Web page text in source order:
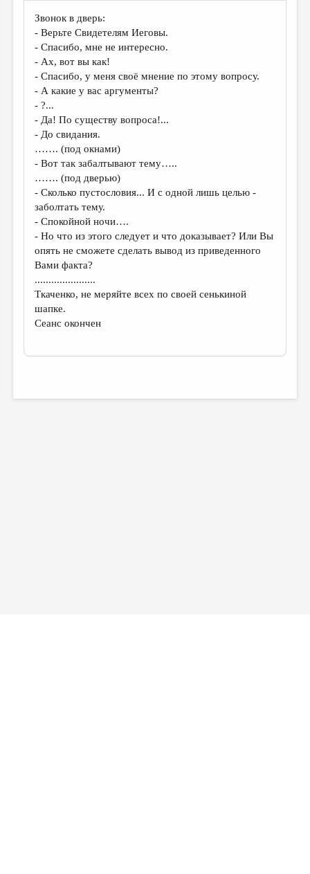
Звонок в дверь:
- Верьте Свидетелям Иеговы.
- Спасибо, мне не интересно.
- Ах, вот вы как!
- Спасибо, у меня своё мнение по этому вопросу.
- А какие у вас аргументы?
- ?...
- Да! По существу вопроса!...
- До свидания.
……. (под окнами)
- Вот так забалтывают тему…..
……. (под дверью)
- Сколько пустословия... И с одной лишь целью -
заболтать тему.
- Спокойной ночи….
- Но что из этого следует и что доказывает? Или Вы
опять не сможете сделать вывод из приведенного
Вами факта?
......................
Ткаченко, не меряйте всех по своей сенькиной
шапке.
Сеанс окончен